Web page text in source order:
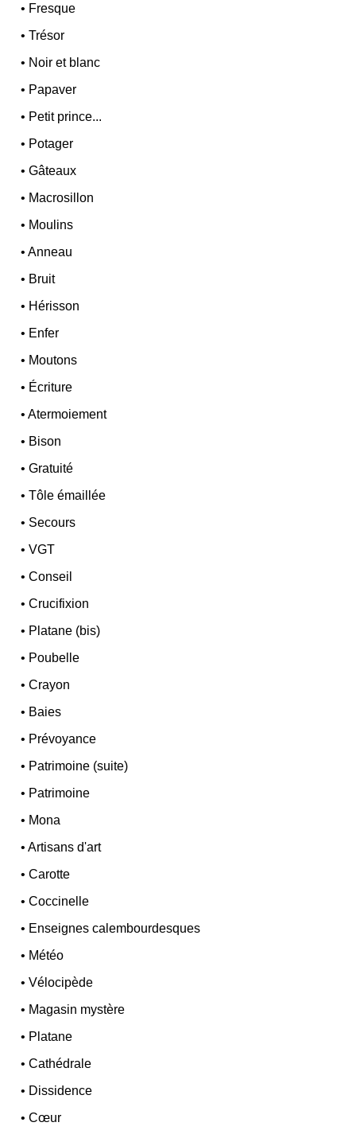
• Fresque
•Trésor
• Noir et blanc
• Papaver
• Petit prince...
• Potager
•Gâteaux
• Macrosillon
• Moulins
•Anneau
• Bruit
• Hérisson
• Enfer
• Moutons
• Écriture
•Atermoiement
• Bison
•Gratuité
•Tôle émaillée
• Secours
•VGT
•Conseil
•Crucifixion
• Platane (bis)
• Poubelle
•Crayon
• Baies
• Prévoyance
• Patrimoine (suite)
• Patrimoine
• Mona
•Artisans d'art
•Carotte
•Coccinelle
• Enseignes calembourdesques
• Météo
•Vélocipède
• Magasin mystère
• Platane
•Cathédrale
• Dissidence
•Cœur